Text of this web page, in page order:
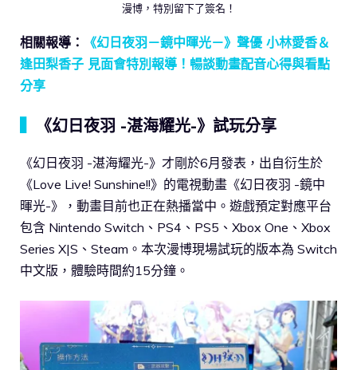
漫博，特別留下了簽名！
相關報導：
《幻日夜羽－鏡中暉光－》聲優 小林愛香＆
逢田梨香子 見面會特別報導！暢談動畫配音心得與看點
分享
《幻日夜羽 -湛海耀光-》試玩分享
《幻日夜羽 -湛海耀光-》才剛於6月發表，出自衍生於
《Love Live! Sunshine!!》的電視動畫《幻日夜羽 -鏡中
暉光-》，動畫目前也正在熱播當中。遊戲預定對應平台
包含 Nintendo Switch、PS4、PS5、Xbox One、Xbox
Series X|S、Steam。本次漫博現場試玩的版本為 Switch
中文版，體驗時間約15分鐘。